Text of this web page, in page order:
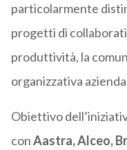
particolarmente
progetti di
produttività, la
organizzativa
Obiettivo
conAastra, Alceo,